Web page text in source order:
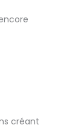
créant